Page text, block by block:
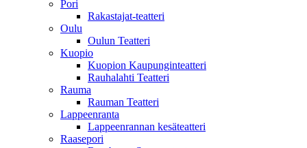
Pori
Rakastajat-teatteri
Oulu
Oulun Teatteri
Kuopio
Kuopion Kaupunginteatteri
Rauhalahti Teatteri
Rauma
Rauman Teatteri
Lappeenranta
Lappeenrannan kesäteatteri
Raasepori